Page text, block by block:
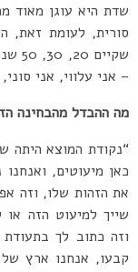
שדת היא עוגן מאוד
סורית, לעומת זאת,
– אני עלווי, אני
מה ההבדל מהבחינה
“נקודת המוצא היתה
כאן מיעוטים,
את הזהות שלו, וזה
שייך למיעוט הזה
וזה כתוב לך
קבעו, אנחנו ארץ